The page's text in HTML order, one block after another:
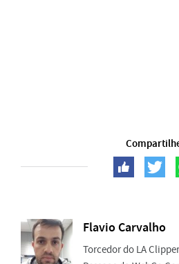
Flavio Carvalho
Torcedor do LA